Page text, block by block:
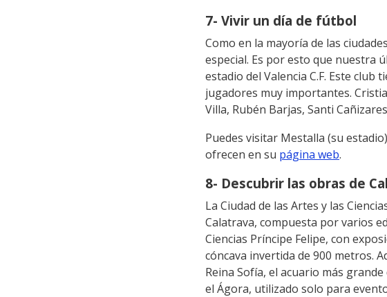
7- Vivir un día de fútbol
Como en la mayoría de las
especial. Es por esto que nuestra
estadio del Valencia C.F. Este
jugadores muy importantes.
Villa, Rubén Barjas, Santi
Puedes visitar Mestalla (su
ofrecen en su página web.
8- Descubrir las obras de
La Ciudad de las Artes y las
Calatrava, compuesta por varios
Ciencias Príncipe Felipe, con
cóncava invertida de 900 metros.
Reina Sofía, el acuario más
el Ágora, utilizado solo para